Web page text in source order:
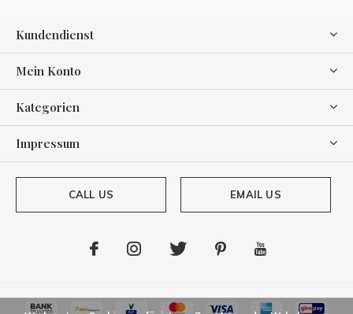
Kundendienst
Mein Konto
Kategorien
Impressum
CALL US EMAIL US